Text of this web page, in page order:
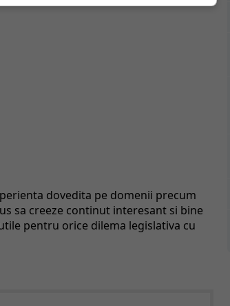
dovedita pe domenii precum
sa creeze continut interesant si bine
pentru orice dilema legislativa cu